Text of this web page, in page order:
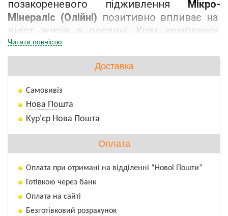
позакореневого підживлення Мікро-
Мінераліс (Олійні) позитивно впливає на
вміст жирів в рослині. Крім комплексу
мікро- та макроелементів
мікродобриво Мікро-Мінераліс
містить бор і мідь, які підвищують
позитивно впливає на вміст фосфоліпідів
в рослині.
СКЛАД мікродобрива «Мікро-Мінераліс»
амонійно-карбоксилатних комплексонів, %
Mg Mn Cu Zn B K
Читати повністю
Доставка
Самовивіз
Нова Пошта
Кур'єр Нова Пошта
Оплата
Оплата при отримані на відділенні “Нової Пошти”
Готівкою через банк
Оплата на сайті
Безготівковий розрахунок